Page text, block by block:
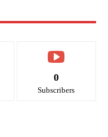
0
Subscribers